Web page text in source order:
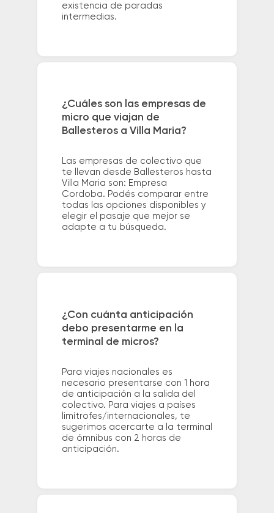
existencia de paradas
intermedias.
¿Cuáles son las empresas de
micro que viajan de
Ballesteros a Villa Maria?
Las empresas de colectivo que
te llevan desde Ballesteros hasta
Villa Maria son: Empresa
Cordoba. Podés comparar entre
todas las opciones disponibles y
elegir el pasaje que mejor se
adapte a tu búsqueda.
¿Con cuánta anticipación
debo presentarme en la
terminal de micros?
Para viajes nacionales es
necesario presentarse con 1 hora
de anticipación a la salida del
colectivo. Para viajes a países
limítrofes/internacionales, te
sugerimos acercarte a la terminal
de ómnibus con 2 horas de
anticipación.